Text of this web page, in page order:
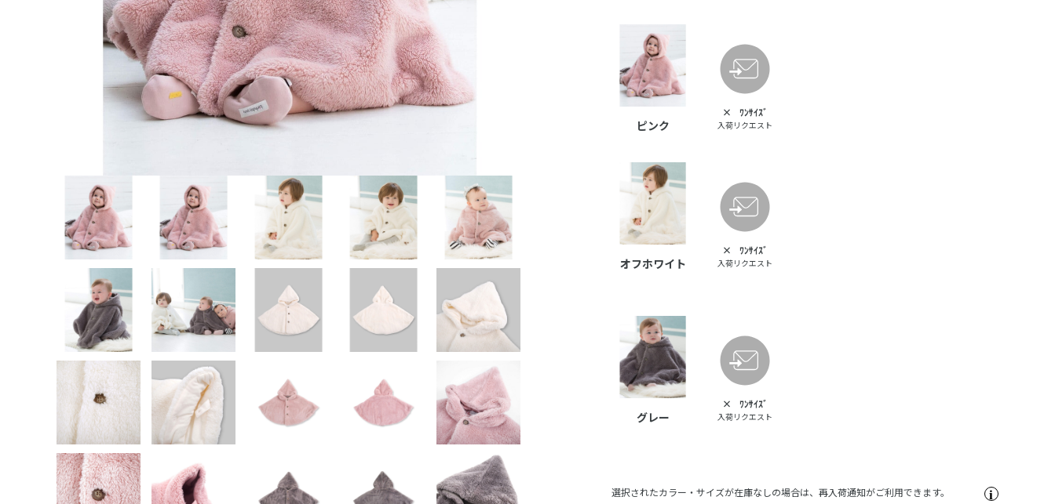
ピンク
× ﾜﾝｻｲｽﾞ
入荷リクエスト
オフホワイト
× ﾜﾝｻｲｽﾞ
入荷リクエスト
グレー
× ﾜﾝｻｲｽﾞ
入荷リクエスト
選択されたカラー・サイズが在庫なしの場合は、再入荷通知がご利用できます。